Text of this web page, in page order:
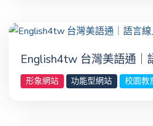
English4tw 台灣美語通｜
形象網站 功能型網站 校園教